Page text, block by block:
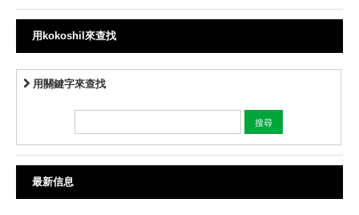
用kokoshil來查找
用關鍵字來查找
最新信息